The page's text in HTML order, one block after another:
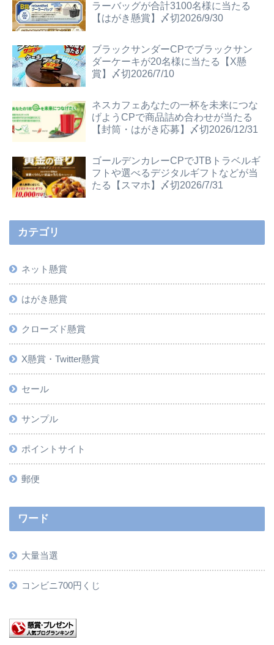
ラーバッグが合計3100名様に当たる
【はがき懸賞】〆切2026/9/30
ブラックサンダーCPでブラックサン
ダーケーキが20名様に当たる【X懸
賞】〆切2026/7/10
ネスカフェあなたの一杯を未来につな
げようCPで商品詰め合わせが当たる
【封筒・はがき応募】〆切2026/12/31
ゴールデンカレーCPでJTBトラベルギ
フトや選べるデジタルギフトなどが当
たる【スマホ】〆切2026/7/31
カテゴリ
ネット懸賞
はがき懸賞
クローズド懸賞
X懸賞・Twitter懸賞
セール
サンプル
ポイントサイト
郵便
ワード
大量当選
コンビニ700円くじ